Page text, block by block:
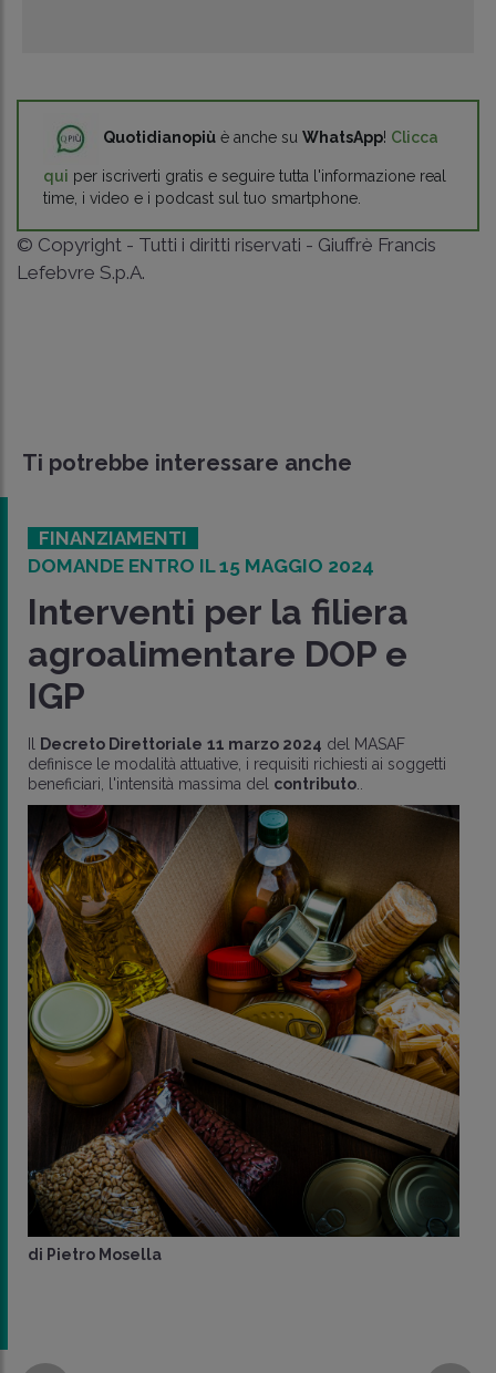
Quotidianopiù è anche su WhatsApp! Clicca
qui per iscriverti gratis e seguire tutta l'informazione real
time, i video e i podcast sul tuo smartphone.
© Copyright - Tutti i diritti riservati - Giuffrè Francis
Lefebvre S.p.A.
Ti potrebbe interessare anche
FINANZIAMENTI
DOMANDE ENTRO IL 15 MAGGIO 2024
Interventi per la filiera
agroalimentare DOP e
IGP
Decreto Direttoriale 11 marzo 2024 del MASAF
definisce le modalità attuative, i requisiti richiesti ai soggetti
beneficiari, l'intensità massima del contributo
di Pietro Mosella